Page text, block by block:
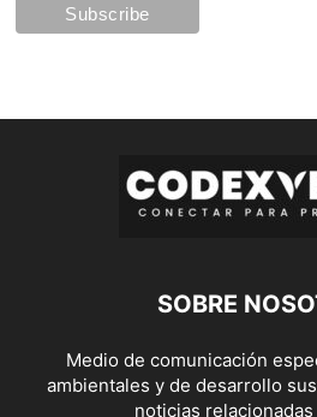
SOBRE
Medio de comunicación
ambientales y de desarrollo
noticias